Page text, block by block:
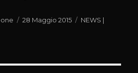
Pubblicato
28 Maggio 2015 Categorie
NEWS |